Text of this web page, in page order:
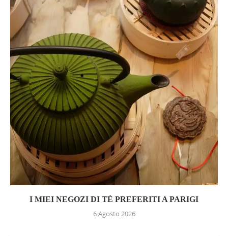
I MIEI NEGOZI DI TÈ PREFERITI A PARIGI
6 Agosto 2026